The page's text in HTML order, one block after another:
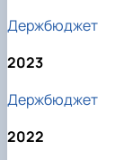
Держбюджет
2023
Держбюджет
2022